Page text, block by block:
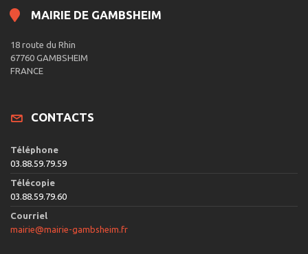
MAIRIE DE GAMBSHEIM
18 route du Rhin
67760 GAMBSHEIM
FRANCE
CONTACTS
Téléphone
03.88.59.79.59
Télécopie
03.88.59.79.60
Courriel
mairie@mairie-gambsheim.fr